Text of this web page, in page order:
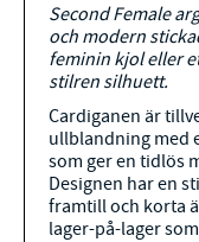
Second Female
och modern
feminin kjol eller
stilren silhuett.
Cardiganen är
ullblandning med
som ger en tidlös
Designen har en
framtill och korta
lager-på-lager